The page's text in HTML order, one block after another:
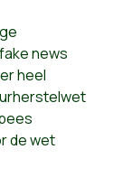
news
heel
de wet